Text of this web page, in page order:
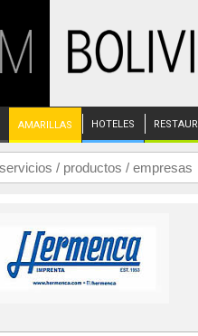
AMARILLAS HOTELES